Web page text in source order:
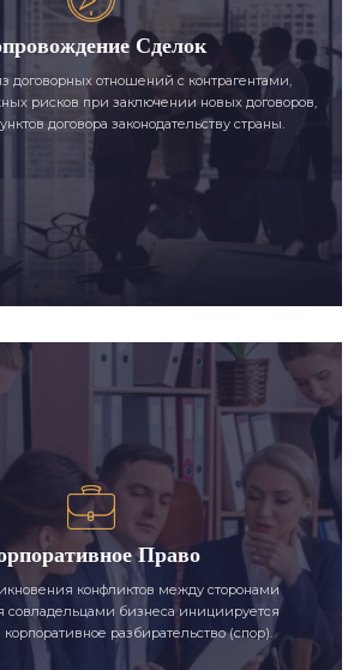
Сделок
договорных отношений с контрагентами,
рисков при заключении новых договоров,
договора законодательству страны.
Право
конфликтов между сторонами
бизнеса инициируется
разбирательство (спор).